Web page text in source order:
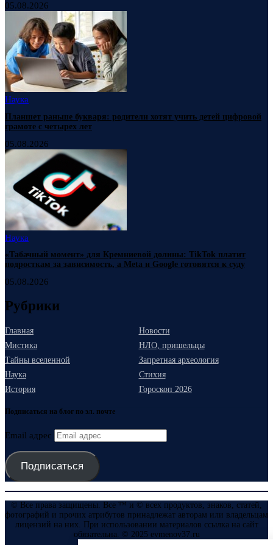
05.08.2026
Наука
Планшет раньше букваря: родители хотят учить детей цифровой
грамоте с четырех лет
05.08.2026
Наука
«Табачный момент» для Кремниевой долины: TikTok платит
подросткам за зависимость, а Meta и Google готовятся к суду
05.08.2026
Рубрики
Главная
Новости
Мистика
НЛО, пришельцы
Тайны вселенной
Запретная археология
Наука
Стихия
История
Гороскоп 2026
Подписаться на блог по эл. почте
Email адрес
Подписаться
© Все права защищены. Все ™ и © всех продуктов, знаков, статей,
фотографий и прочих атрибутов принадлежат авторам или владельцам
лицензий на них. При использовании материалов ссылка на сайт
обязательна. © 2025 evmenov37.ru